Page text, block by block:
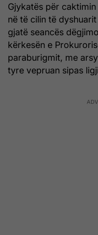
Gjykatës për
në të cilin të
gjatë seancës
kërkesën e
paraburigmit, me
tyre vepruan sipas